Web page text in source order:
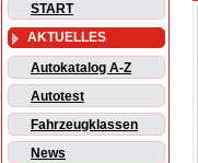
START
AKTUELLES
Autokatalog A-Z
Autotest
Fahrzeugklassen
News